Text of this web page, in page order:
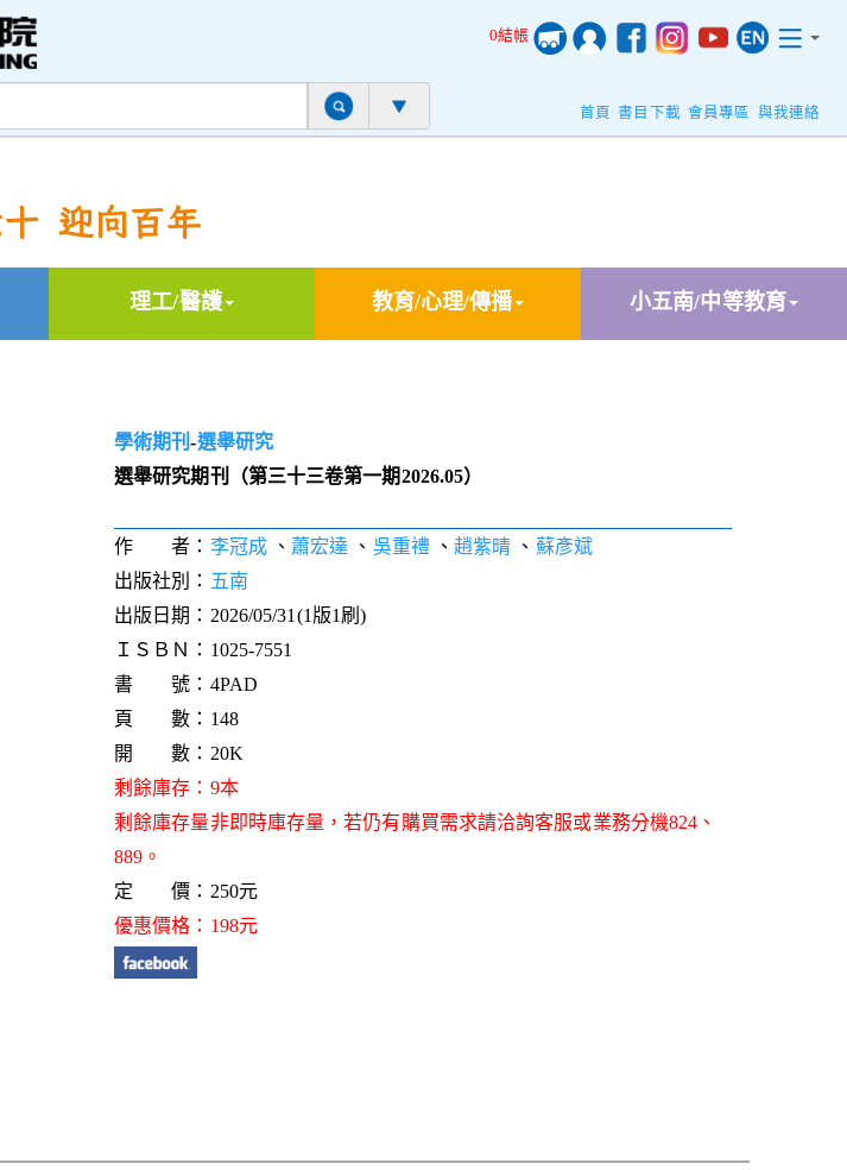
0結帳
首頁 書目下載 會員專區 與我連絡
迎向百年
理工/醫護 教育/心理/傳播 小五南/中等教育
學術期刊-選舉研究
選舉研究期刊（第三十三卷第一期2026.05）
作 者： 李冠成、蕭宏達 、 吳重禮、趙紫晴 、 蘇彥斌
出版社別： 五南
出版日期：2026/05/31(1版1刷)
ＩＳＢＮ：1025-7551
書 號：4PAD
頁 數：148
開 數：20K
剩餘庫存：9本
剩餘庫存量非即時庫存量，若仍有購買需求請洽詢客服或業務分機824、
889。
定 價：250元
優惠價格：198元